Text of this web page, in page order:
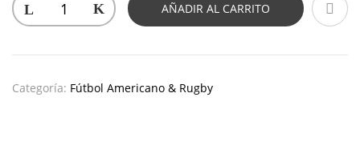
AÑADIR AL CARRITO
Categoría: Fútbol Americano & Rugby